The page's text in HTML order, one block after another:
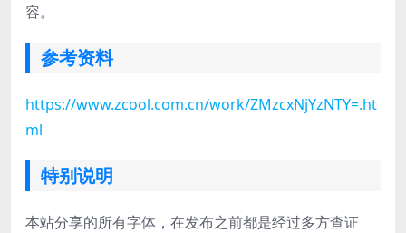
容。
参考资料
https://www.zcool.com.cn/work/ZMzcxNjYzNTY=.ht
ml
特别说明
本站分享的所有字体，在发布之前都是经过多方查证